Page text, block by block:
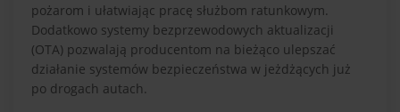
pożarom i ułatwiając pracę służbom ratunkowym.
Dodatkowo systemy bezprzewodowych aktualizacji
(OTA) pozwalają producentom na bieżąco ulepszać
działanie systemów bezpieczeństwa w jeżdżących już
po drogach autach.